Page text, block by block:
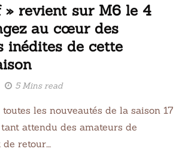
» revient sur M6 le 4
au cœur des
inédites de cette
5 Mins read
les nouveautés de la saison 17
attendu des amateurs de
retour….